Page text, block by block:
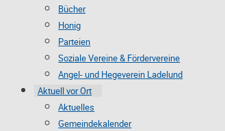
Bücher
Honig
Parteien
Soziale Vereine & Fördervereine
Angel- und Hegeverein Ladelund
Aktuell vor Ort
Aktuelles
Gemeindekalender